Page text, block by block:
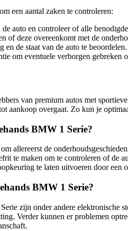
een aantal zaken te controleren:
auto en controleer of alle
of deze overeenkomt met de
de staat van de auto te beoordelen.
om eventuele verborgen gebreken
van premium autos met
aankoop overgaat. Zo kun je
BMW 1 Serie?
allereerst de
te maken om te controleren of
te laten uitvoeren door een
BMW 1 Serie?
zijn onder andere elektronische
Verder kunnen er problemen